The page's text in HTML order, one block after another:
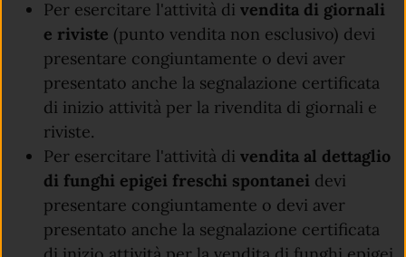
Per esercitare l'attività divendita di giornali
e riviste (punto vendita non esclusivo) devi
presentare congiuntamente o devi aver
presentato anche la segnalazione certificata
di inizio attività per la rivendita di giornali e
riviste.
Per esercitare l'attività divendita al dettaglio
di funghi epigei freschi spontanei devi
presentare congiuntamente o devi aver
presentato anche la segnalazione certificata